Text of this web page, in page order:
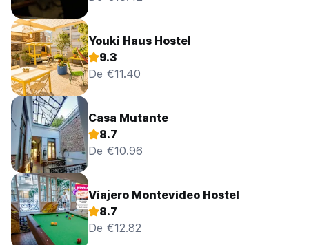
Youki Haus Hostel
9.3
De €11.40
Casa Mutante
8.7
De €10.96
Viajero Montevideo Hostel
8.7
De €12.82